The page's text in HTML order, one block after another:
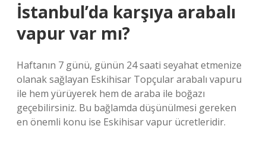
İstanbul’da karşıya arabalı
vapur var mı?
Haftanın 7 günü, günün 24 saati seyahat etmenize
olanak sağlayan Eskihisar Topçular arabalı vapuru
ile hem yürüyerek hem de araba ile boğazı
geçebilirsiniz. Bu bağlamda düşünülmesi gereken
en önemli konu ise Eskihisar vapur ücretleridir.